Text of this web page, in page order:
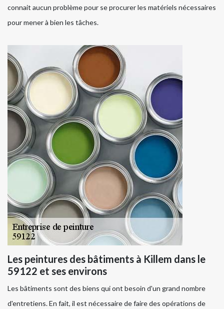
connait aucun problème pour se procurer les matériels nécessaires
pour mener à bien les tâches.
Les peintures des bâtiments à Killem dans le
59122 et ses environs
Les bâtiments sont des biens qui ont besoin d'un grand nombre
d'entretiens. En fait, il est nécessaire de faire des opérations de